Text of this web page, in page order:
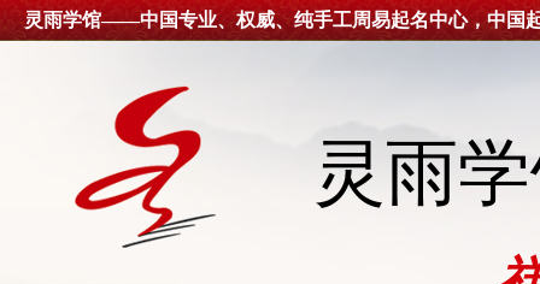
灵雨学馆——中国专业、权威、纯手工周易起名中心，中国
灵雨